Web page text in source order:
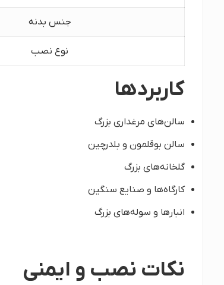
جنس بدنه
نوع نصب
کاربردها
سالن‌های مرغداری بزرگ
سالن بوقلمون و بلدرچین
گلخانه‌های بزرگ
کارگاه‌ها و صنایع سنگین
انبارها و سوله‌های بزرگ
نکات نصب و ایمنی